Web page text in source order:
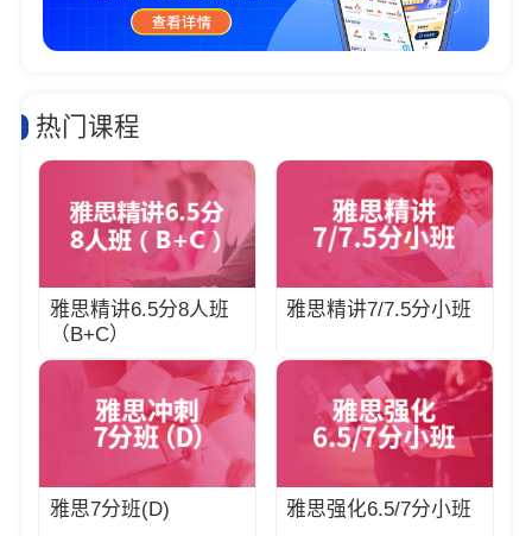
热门课程
雅思精讲6.5分8人班
（B+C）
雅思精讲7/7.5分小班
雅思7分班(D) 雅思强化6.5/7分小班